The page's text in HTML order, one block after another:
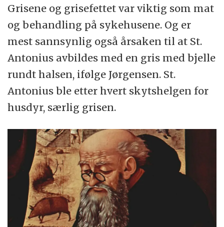
Grisene og grisefettet var viktig som mat
og behandling på sykehusene. Og er
mest sannsynlig også årsaken til at St.
Antonius avbildes med en gris med bjelle
rundt halsen, ifølge Jørgensen. St.
Antonius ble etter hvert skytshelgen for
husdyr, særlig grisen.